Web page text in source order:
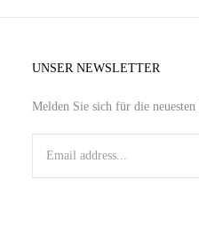
UNSER NEWSLETTER
Melden Sie sich für die